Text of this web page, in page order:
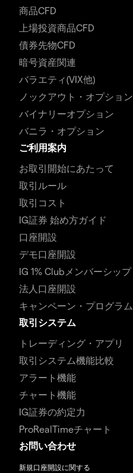
商品CFD
上場投資商品CFD
債券先物CFD
暗号資産関連
バラエティ(VIX他)
ノックアウト・オプション
バイナリーオプション
バニラ・オプション
ご利用案内
お取引開始にあたって
取引ルール
取引コスト
IG証券 始め方ガイド
口座開設
デモ口座開設
IG 1% Clubメンバーシップ
法人口座開設
キャンペーン・プログラム
取引システム
トレーディング・アプリ
取引システム機能比較
アラート機能
チャート機能
IG証券の約定力
ProRealTimeチャート
お問い合わせ
新規口座開設に関する